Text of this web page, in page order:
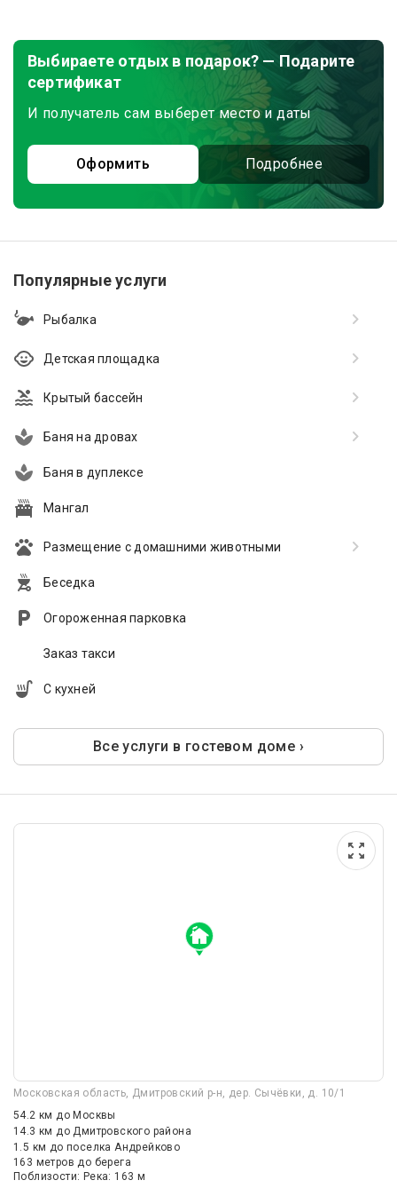
Выбираете отдых в подарок? — Подарите
сертификат
И получатель сам выберет место и даты
Оформить Подробнее
Популярные услуги
Рыбалка
Детская площадка
Крытый бассейн
Баня на дровах
Баня в дуплексе
Мангал
Размещение с домашними животными
Беседка
Огороженная парковка
Заказ такси
С кухней
Все услуги в гостевом доме ›
Московская область, Дмитровский р-н, дер. Сычёвки, д. 10/1
54.2 кмдо Москвы
14.3 кмдо Дмитровского района
1.5 км до поселка Андрейково
163 метров до берега
Поблизости: Река: 163 м